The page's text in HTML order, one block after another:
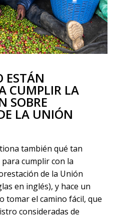
ESTÁN
CUMPLIR LA
SOBRE
LA UNIÓN
también qué tan
cumplir con la
de la Unión
en inglés), y hace un
tomar el camino fácil, que
consideradas de